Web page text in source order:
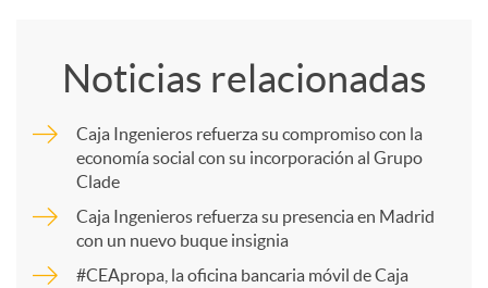
m
Noticias relacionadas
Caja Ingenieros refuerza su compromiso con la
economía social con su incorporación al Grupo
Clade
Caja Ingenieros refuerza su presencia en Madrid
con un nuevo buque insignia
#CEApropa, la oficina bancaria móvil de Caja